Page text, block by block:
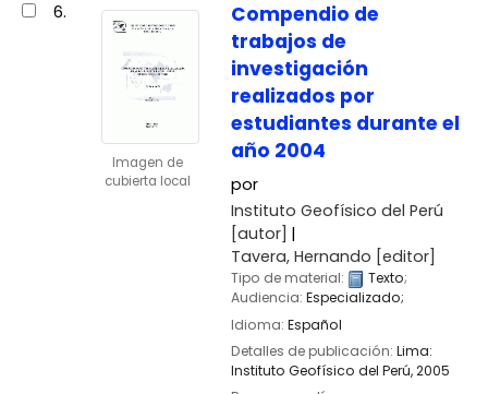
6.
Imagen de
cubierta local
Compendio de
trabajos de
investigación
realizados por
estudiantes durante el
año 2004
por
Instituto Geofísico del Perú
[autor]
Tavera, Hernando [editor]
Tipo de material: Texto;
Audiencia: Especializado;
Idioma: Español
Detalles de publicación: Lima:
Instituto Geofísico del Perú,2005